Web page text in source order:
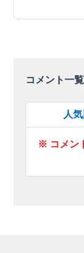
コメント一
人
※ コメン